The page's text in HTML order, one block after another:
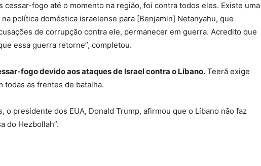
cessar-fogo até o momento na região, foi contra todos eles. Existe uma
política doméstica israelense para [Benjamin] Netanyahu, que
de corrupção contra ele, permanecer em guerra. Acredito que
essa guerra retorne”, completou.
fogo devido aos ataques de Israel contra o Líbano. Teerã exige
todas as frentes de batalha.
, o presidente dos EUA, Donald Trump, afirmou que o Líbano não faz
do Hezbollah”.